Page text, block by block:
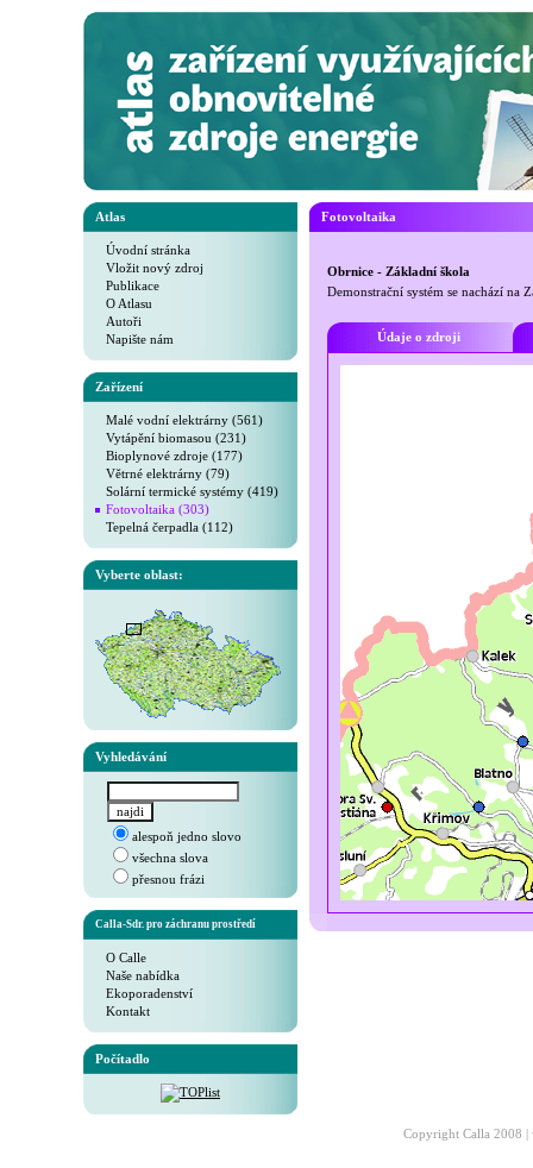
Atlas
Úvodní stránka
Vložit nový zdroj
Publikace
O Atlasu
Autoři
Napište nám
Zařízení
Malé vodní elektrárny (561)
Vytápění biomasou (231)
Bioplynové zdroje (177)
Větrné elektrárny (79)
Solární termické systémy (419)
Fotovoltaika (303)
Tepelná čerpadla (112)
Vyberte oblast:
Vyhledávání
alespoň jedno slovo
všechna slova
přesnou frázi
Calla-Sdr. pro záchranu prostředí
O Calle
Naše nabídka
Ekoporadenství
Kontakt
Počítadlo
Fotovoltaika
Obrnice - Základní škola
Demonstrační systém se nachází
Údaje o zdroji
Copyright Calla 2008 |